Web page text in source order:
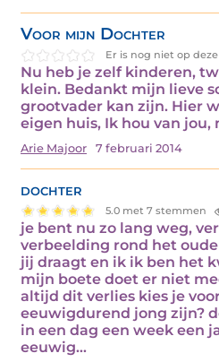
Voor mijn Dochter
Er is nog niet op
Nu heb je zelf kinderen,
klein. Bedankt mijn lieve
grootvader kan zijn. Hier
eigen huis, Ik hou van
Arie Majoor 7 februari 2014
dochter
5.0 met 7 stemmen
je bent nu zo lang weg,
verbeelding rond het
jij draagt en ik ik ben het
mijn boete doet er niet
altijd dit verlies kies je
eeuwigdurend jong zijn?
in een dag een week een
eeuwig…